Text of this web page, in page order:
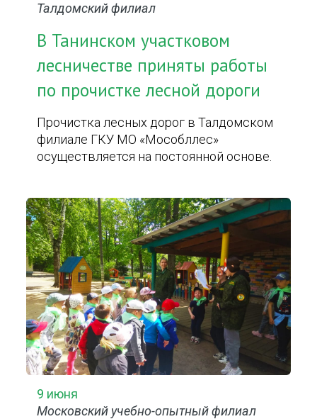
Талдомский филиал
В Танинском участковом
лесничестве приняты работы
по прочистке лесной дороги
Прочистка лесных дорог в Талдомском
филиале ГКУ МО «Мособллес»
осуществляется на постоянной основе.
9 июня
Московский учебно-опытный филиал